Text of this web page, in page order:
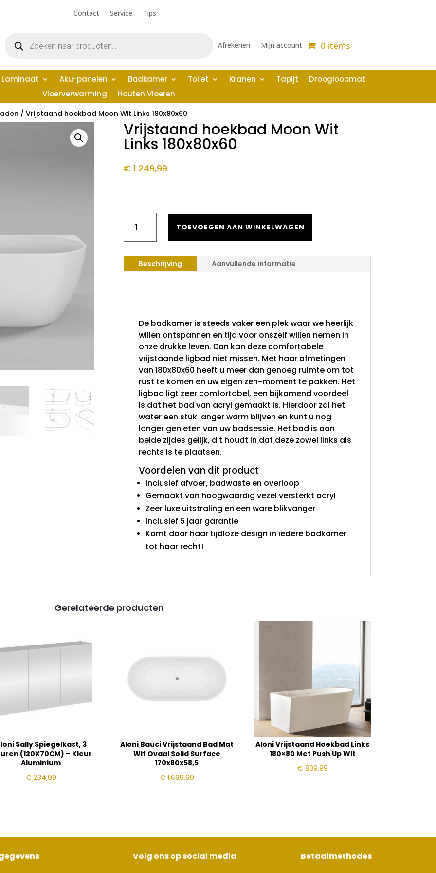
Contact Service Tips
zoeken Afrekenen Mijn account 0 items
Laminaat Aku-panelen Badkamer Toilet Kranen Tapijt
Droogloopmat
Vloerverwarming
Houten Vloeren
/ Vrijstaand hoekbad Moon Wit Links 180x80x60
Vrijstaand hoekbad Moon Wit
Links 180x80x60
€1.249,99
HOEKBAD
WIT
180X80X60
AANTAL
TOEVOEGEN AAN WINKELWAGEN
Beschrijving Aanvullende informatie
De badkamer is steeds vaker een plek waar we heerlijk
willen ontspannen en tijd voor onszelf willen nemen in
onze drukke leven. Dan kan deze comfortabele
vrijstaande ligbad niet missen. Met haar afmetingen
van 180x80x60 heeft u meer dan genoeg ruimte om tot
rust te komen en uw eigen zen-moment te pakken. Het
ligbad ligt zeer comfortabel, een bijkomend voordeel
is dat het bad van acryl gemaakt is. Hierdoor zal het
water een stuk langer warm blijven en kunt u nog
langer genieten van uw badsessie. Het bad is aan
beide zijdes gelijk, dit houdt in dat deze zowel links als
rechts is te plaatsen.
Voordelen van dit product
Inclusief afvoer, badwaste en overloop
Gemaakt van hoogwaardig vezel versterkt acryl
Zeer luxe uitstraling en een ware blikvanger
Inclusief 5 jaar garantie
Komt door haar tijdloze design in iedere badkamer
tot haar recht!
Gerelateerde producten
Sally Spiegelkast, 3
(120X70CM) – Kleur
Aluminium
€ 234,99
Aloni Bauci Vrijstaand Bad Mat
Wit Ovaal Solid Surface
170x80x58,5
€ 1.699,99
Aloni Vrijstaand Hoekbad Links
180×80 Met Push Up Wit
€ 839,99
Volg ons op social media Betaalmethodes